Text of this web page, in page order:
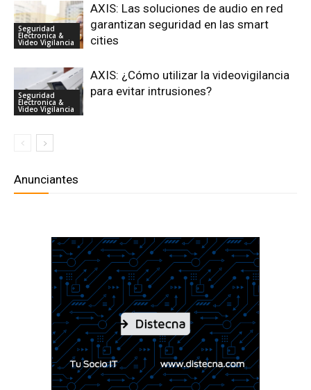
Seguridad
Electronica &
Video Vigilancia
AXIS: Las soluciones de audio en red
garantizan seguridad en las smart
cities
Seguridad
Electronica &
Video Vigilancia
AXIS: ¿Cómo utilizar la videovigilancia
para evitar intrusiones?
Anunciantes